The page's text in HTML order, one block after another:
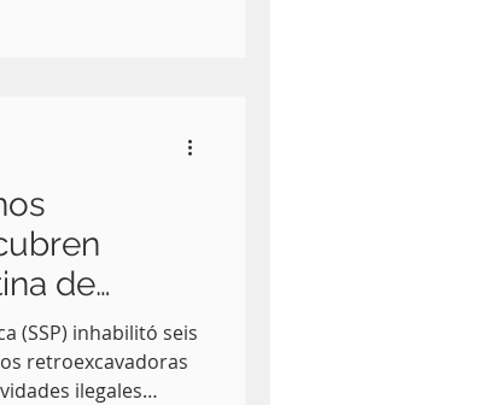
de
el Izta-
(SSP) inhabilitó seis
retroexcavadoras
ilegales